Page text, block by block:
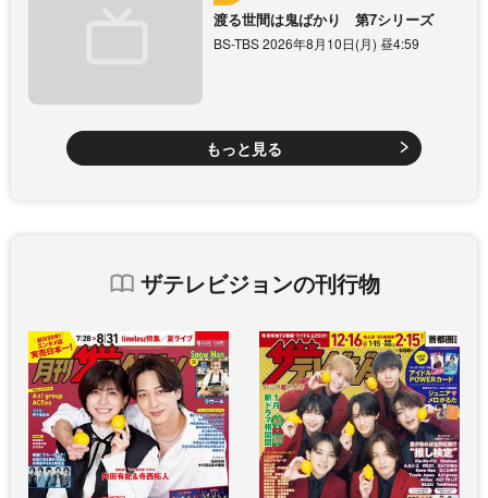
渡る世間は鬼ばかり 第7シリーズ
BS-TBS 2026年8月10日(月) 昼4:59
もっと見る
ザテレビジョンの刊行物